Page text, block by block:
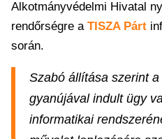
Alkotmányvédelmi Hivatal
rendőrségre a TISZA Párt
során.
Szabó állítása szerint
gyanújával indult ügy
informatikai